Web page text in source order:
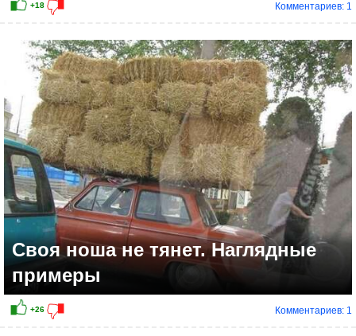
+14
Комментариев: 1
Своя ноша не тянет. Наглядные
примеры
Комментариев: 1